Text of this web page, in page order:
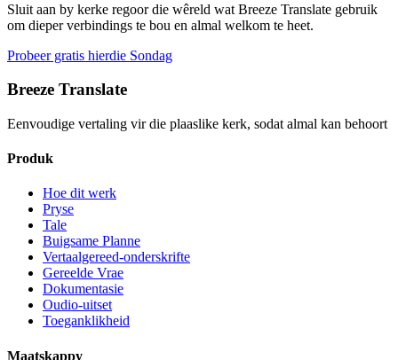
Sluit aan by kerke regoor die wêreld wat Breeze Translate gebruik
om dieper verbindings te bou en almal welkom te heet.
Probeer gratis hierdie Sondag
Breeze Translate
Eenvoudige vertaling vir die plaaslike kerk, sodat almal kan behoort
Produk
Hoe dit werk
Pryse
Tale
Buigsame Planne
Vertaalgereed-onderskrifte
Gereelde Vrae
Dokumentasie
Oudio-uitset
Toeganklikheid
Maatskappy